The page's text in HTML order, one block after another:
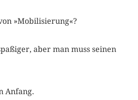
»Mobilisierung«?
aber man muss seinen
Anfang.